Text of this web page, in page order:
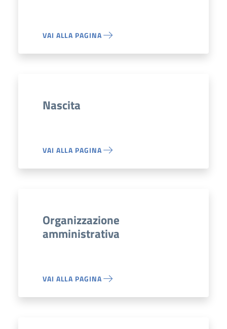
VAI ALLA PAGINA
Nascita
VAI ALLA PAGINA
Organizzazione
amministrativa
VAI ALLA PAGINA